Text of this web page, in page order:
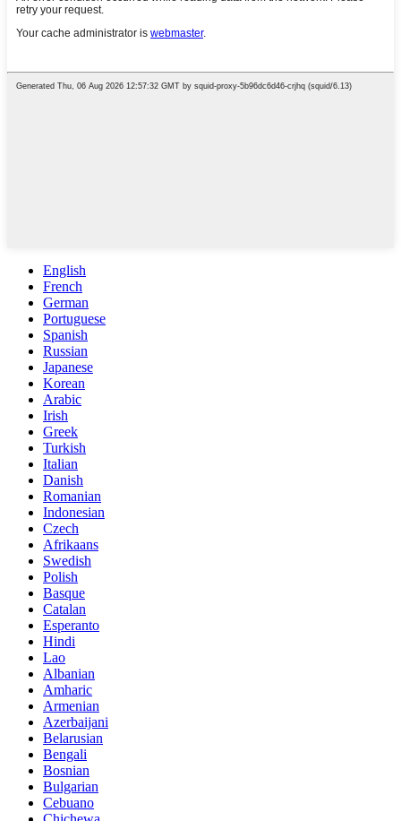
English
French
German
Portuguese
Spanish
Russian
Japanese
Korean
Arabic
Irish
Greek
Turkish
Italian
Danish
Romanian
Indonesian
Czech
Afrikaans
Swedish
Polish
Basque
Catalan
Esperanto
Hindi
Lao
Albanian
Amharic
Armenian
Azerbaijani
Belarusian
Bengali
Bosnian
Bulgarian
Cebuano